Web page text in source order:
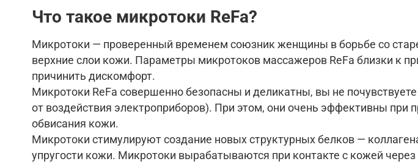
Что такое микротоки ReFa?
Микротоки — проверенный временем союзник женщины в борьбе со
верхние слои кожи. Параметры микротоков массажеров ReFa близки к
причинить дискомфорт.
Микротоки ReFa совершенно безопасны и деликатны, вы не
от воздействия электроприборов). При этом, они очень эффективны при
обвисания кожи.
Микротоки стимулируют создание новых структурных белков —
упругости кожи. Микротоки вырабатываются при контакте с кожей